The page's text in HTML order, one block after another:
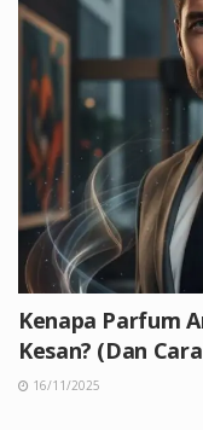
Kenapa Parfum
Kesan? (Dan
16/11/2025